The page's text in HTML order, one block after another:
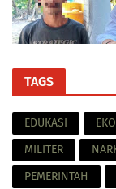
TAGS
EDUKASI
MILITER
PEMERINTAH